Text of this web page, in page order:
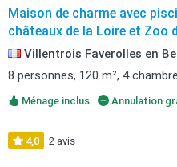
Maison de charme avec
châteaux de la Loire et Zoo
Villentrois Faverolles en
8 personnes, 120 m², 4
Ménage inclus Annulation
4,0 2 avis